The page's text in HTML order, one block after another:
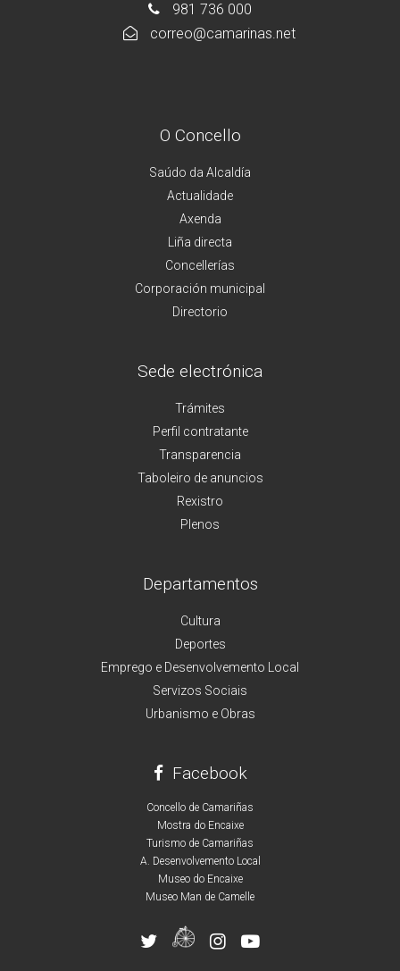
981 736 000
correo@camarinas.net
O Concello
Saúdo da Alcaldía
Actualidade
Axenda
Liña directa
Concellerías
Corporación municipal
Directorio
Sede electrónica
Trámites
Perfil contratante
Transparencia
Taboleiro de anuncios
Rexistro
Plenos
Departamentos
Cultura
Deportes
Emprego e Desenvolvemento Local
Servizos Sociais
Urbanismo e Obras
Facebook
Concello de Camariñas
Mostra do Encaixe
Turismo de Camariñas
A. Desenvolvemento Local
Museo do Encaixe
Museo Man de Camelle